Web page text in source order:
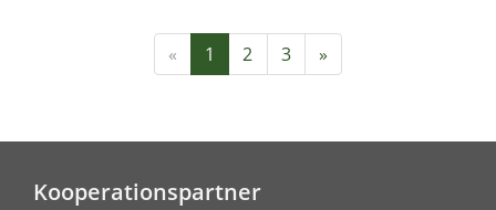
« 1 2 3 »
Kooperationspartner